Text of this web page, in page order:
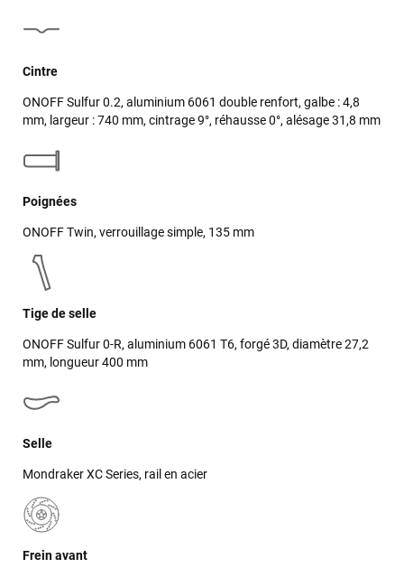
Cintre
ONOFF Sulfur 0.2, aluminium 6061 double renfort, galbe : 4,8
mm, largeur : 740 mm, cintrage 9°, réhausse 0°, alésage 31,8 mm
Poignées
ONOFF Twin, verrouillage simple, 135 mm
Tige de selle
ONOFF Sulfur 0-R, aluminium 6061 T6, forgé 3D, diamètre 27,2
mm, longueur 400 mm
Selle
Mondraker XC Series, rail en acier
Frein avant